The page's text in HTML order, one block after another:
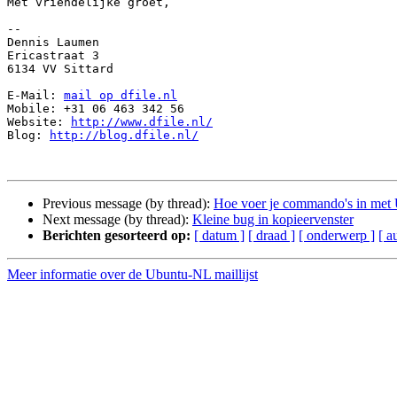
--
Dennis Laumen
Ericastraat 3
6134 VV Sittard
E-Mail: mail op dfile.nl
Mobile: +31 06 463 342 56
Website:
http://www.dfile.nl/
Blog:
http://blog.dfile.nl/
Previous message (by thread): Hoe voer je commando's in met
Next message (by thread): Kleine bug in kopieervenster
Berichten gesorteerd op: [ datum ] [ draad ] [ onderwerp ] [
Meer informatie over de Ubuntu-NL maillijst